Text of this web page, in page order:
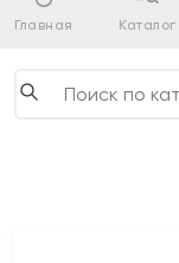
Главная Каталог